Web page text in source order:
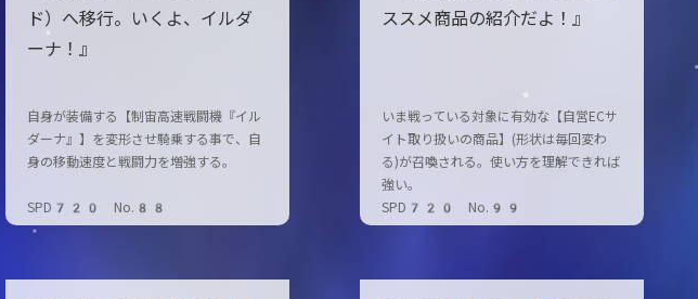
ド）へ移行。いくよ、イルダ
ーナ！』
自身が装備する【制宙高速戦闘機『イル
ダーナ』】を変形させ騎乗する事で、自
身の移動速度と戦闘力を増強する。
SPD720 No.88
ススメ商品の紹介だよ！』
いま戦っている対象に有効な【自営ECサ
イト取り扱いの商品】(形状は毎回変わ
る)が召喚される。使い方を理解できれば
強い。
SPD720 No.99